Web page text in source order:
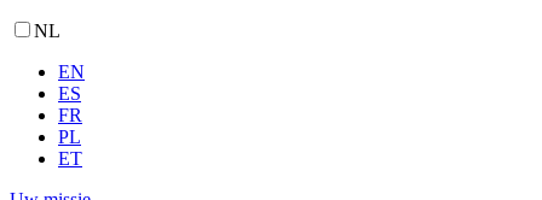
NL
EN
ES
FR
PL
ET